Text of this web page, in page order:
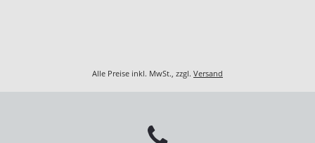
Alle Preise inkl. MwSt., zzgl. Versand